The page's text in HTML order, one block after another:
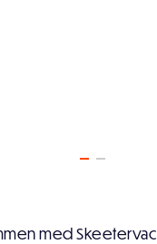
med Skeetervac